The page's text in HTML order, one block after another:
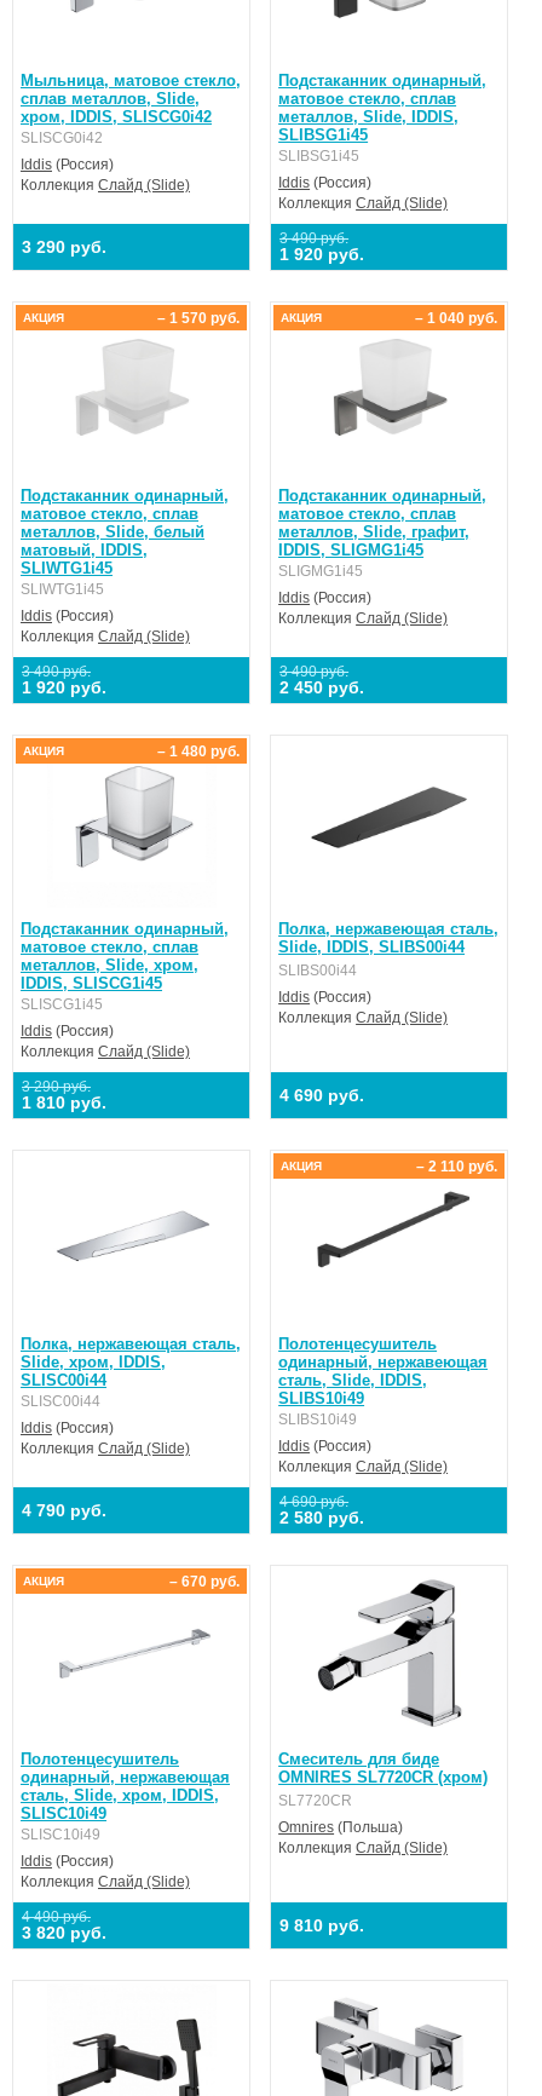
Мыльница, матовое стекло,
сплав металлов, Slide,
хром, IDDIS, SLISCG0i42
SLISCG0i42
Iddis (Россия)
Коллекция Слайд (Slide)
3 290 руб.
Подстаканник одинарный,
матовое стекло, сплав
металлов, Slide, IDDIS,
SLIBSG1i45
SLIBSG1i45
Iddis (Россия)
КоллекцияСлайд (Slide)
3 490 руб.
1 920 руб.
Подстаканник одинарный,
матовое стекло, сплав
металлов, Slide, белый
матовый, IDDIS,
SLIWTG1i45
SLIWTG1i45
Iddis (Россия)
Коллекция Слайд (Slide)
3 490 руб.
1 920 руб.
– 1 570 руб.
АКЦИЯ
Подстаканник одинарный,
матовое стекло, сплав
металлов, Slide, графит,
IDDIS, SLIGMG1i45
SLIGMG1i45
Iddis (Россия)
КоллекцияСлайд (Slide)
3 490 руб.
2 450 руб.
– 1 040 руб.
АКЦИЯ
Подстаканник одинарный,
матовое стекло, сплав
металлов, Slide, хром,
IDDIS, SLISCG1i45
SLISCG1i45
Iddis (Россия)
Коллекция Слайд (Slide)
3 290 руб.
1 810 руб.
– 1 480 руб.
АКЦИЯ
Полка, нержавеющая сталь,
Slide, IDDIS, SLIBS00i44
SLIBS00i44
Iddis (Россия)
КоллекцияСлайд (Slide)
4 690 руб.
Полка, нержавеющая сталь,
Slide, хром, IDDIS,
SLISC00i44
SLISC00i44
Iddis (Россия)
Коллекция Слайд (Slide)
4 790 руб.
Полотенцесушитель
одинарный, нержавеющая
сталь, Slide, IDDIS,
SLIBS10i49
SLIBS10i49
Iddis (Россия)
КоллекцияСлайд (Slide)
4 690 руб.
2 580 руб.
– 2 110 руб.
АКЦИЯ
Полотенцесушитель
одинарный, нержавеющая
сталь, Slide, хром, IDDIS,
SLISC10i49
SLISC10i49
Iddis (Россия)
Коллекция Слайд (Slide)
4 490 руб.
3 820 руб.
– 670 руб.
АКЦИЯ
Смеситель для биде
OMNIRES SL7720CR (хром)
SL7720CR
Omnires (Польша)
КоллекцияСлайд (Slide)
9 810 руб.